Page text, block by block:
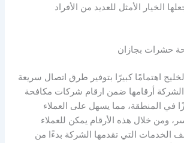
الخيار الأمثل للعديد من الأفراد
حشرات بجازان
اهتمامًا كبيرًا بتوفير طرق اتصال سريعة
الشركة أرقامها ضمن ارقام شركات مكافحة
في المنطقة، مما يسهل على العملاء
ومن خلال هذه الأرقام يمكن للعملاء
الخدمات التي تقدمها الشركة بدءًا من